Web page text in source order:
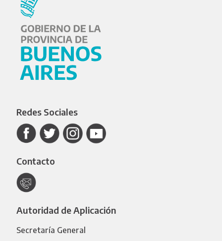
Redes Sociales
Contacto
Autoridad de Aplicación
Secretaría General